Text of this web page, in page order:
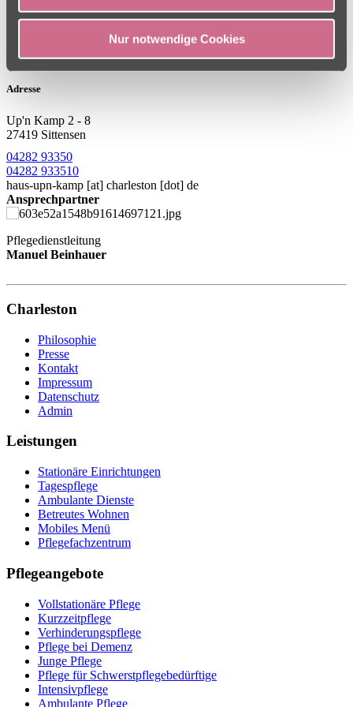
Nur notwendige Cookies
Adresse
Up'n Kamp 2 - 8
27419 Sittensen
04282 93350
04282 933510
haus-upn-kamp [at] charleston [dot] de
Ansprechpartner
Pflegedienstleitung
Manuel Beinhauer
Charleston
Philosophie
Presse
Kontakt
Impressum
Datenschutz
Admin
Leistungen
Stationäre Einrichtungen
Tagespflege
Ambulante Dienste
Betreutes Wohnen
Mobiles Menü
Pflegefachzentrum
Pflegeangebote
Vollstationäre Pflege
Kurzzeitpflege
Verhinderungspflege
Pflege bei Demenz
Junge Pflege
Pflege für Schwerstpflegebedürftige
Intensivpflege
Ambulante Pflege